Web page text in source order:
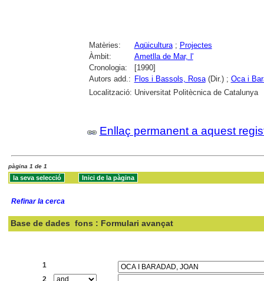
Matèries: Aqüicultura; Projectes
Àmbit:
Ametlla de Mar, l'
Cronologia:
[1990]
Autors add.: Flos i Bassols, Rosa(Dir.) ; Oca i
Localització: Universitat Politècnica de Catalunya
Enllaç permanent a aquest
pàgina 1 de 1
Refinar la cerca
Base de dades fons : Formulari avançat
1